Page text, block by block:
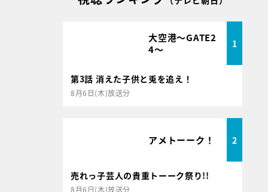
大空港～GATE2
4～
1
第3話 消えた子供と兎を追え！
8月6日(木)放送分
アメトーーク！ 2
売れっ子芸人の貴重トーーク祭り!!
8月6日(木)放送分